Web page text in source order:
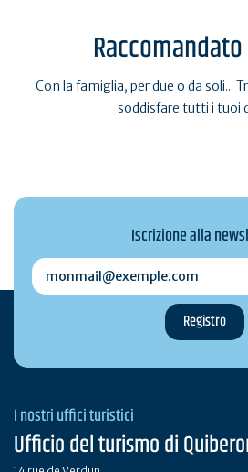
Con la famiglia, per due o da soli...
soddisfare tutti i tuoi
Iscrizione alla
monmail@exemple.com
I nostri uffici turistici
Ufficio del turismo di